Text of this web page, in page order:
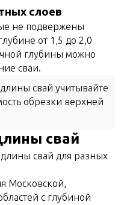
слоев
не подвержены
от 1,5 до 2,0
глубины можно
сваи.
свай учитывайте
обрезки верхней
свай
свай для разных
Московской,
с глубиной